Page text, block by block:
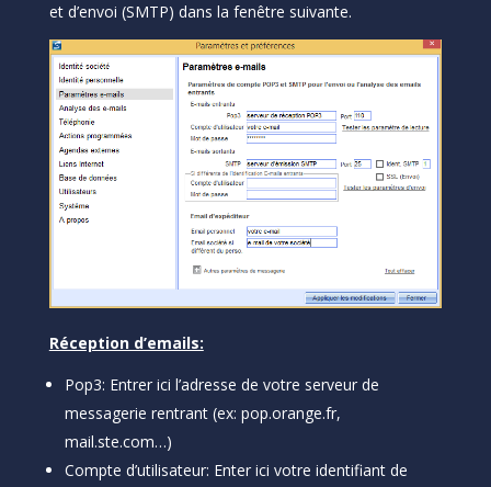
et d’envoi (SMTP) dans la fenêtre suivante.
Réception d’emails:
Pop3: Entrer ici l’adresse de votre serveur de
messagerie rentrant (ex: pop.orange.fr,
mail.ste.com…)
Compte d’utilisateur: Enter ici votre identifiant de